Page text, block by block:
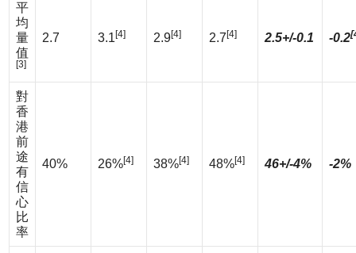
平
均
量
值
[3]
2.7 3.1 [4] 2.9[4] 2.7 [4] 2.5+/-0.1 -0.2
對
香
港
前
途
有
信
心
比
率
40% 26%[4] 38%[4] 48%[4] 46+/-4% -2%